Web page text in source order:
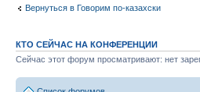
Вернуться в Говорим по-казахски
КТО СЕЙЧАС НА КОНФЕРЕНЦИИ
Сейчас этот форум просматривают: нет